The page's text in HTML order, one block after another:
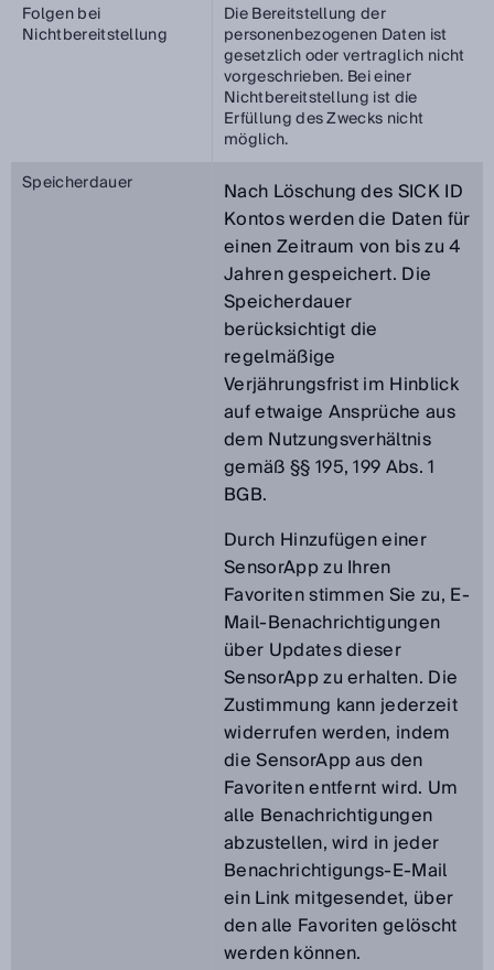
Folgen bei
Nichtbereitstellung
Die Bereitstellung der
personenbezogenen Daten ist
gesetzlich oder vertraglich nicht
vorgeschrieben. Bei einer
Nichtbereitstellung ist die
Erfüllung des Zwecks nicht
möglich.
Speicherdauer
Nach Löschung des SICK ID
Kontos werden die Daten für
einen Zeitraum von bis zu 4
Jahren gespeichert. Die
Speicherdauer
berücksichtigt die
regelmäßige
Verjährungsfrist im Hinblick
auf etwaige Ansprüche aus
dem Nutzungsverhältnis
gemäß §§ 195, 199 Abs. 1
BGB.
Durch Hinzufügen einer
SensorApp zu Ihren
Favoriten stimmen Sie zu, E-
Mail-Benachrichtigungen
über Updates dieser
SensorApp zu erhalten. Die
Zustimmung kann jederzeit
widerrufen werden, indem
die SensorApp aus den
Favoriten entfernt wird. Um
alle Benachrichtigungen
abzustellen, wird in jeder
Benachrichtigungs-E-Mail
ein Link mitgesendet, über
den alle Favoriten gelöscht
werden können.